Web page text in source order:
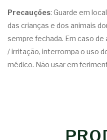
Precauções: Guarde em
das crianças e dos animais
sempre fechada. Em caso
/ irritação, interrompa o uso
médico. Não usar em